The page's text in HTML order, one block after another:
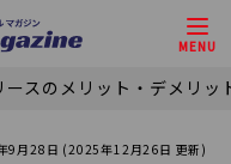
MENU
ースのメリット・デメリ
9月28日 (2025年12月26日 更新)